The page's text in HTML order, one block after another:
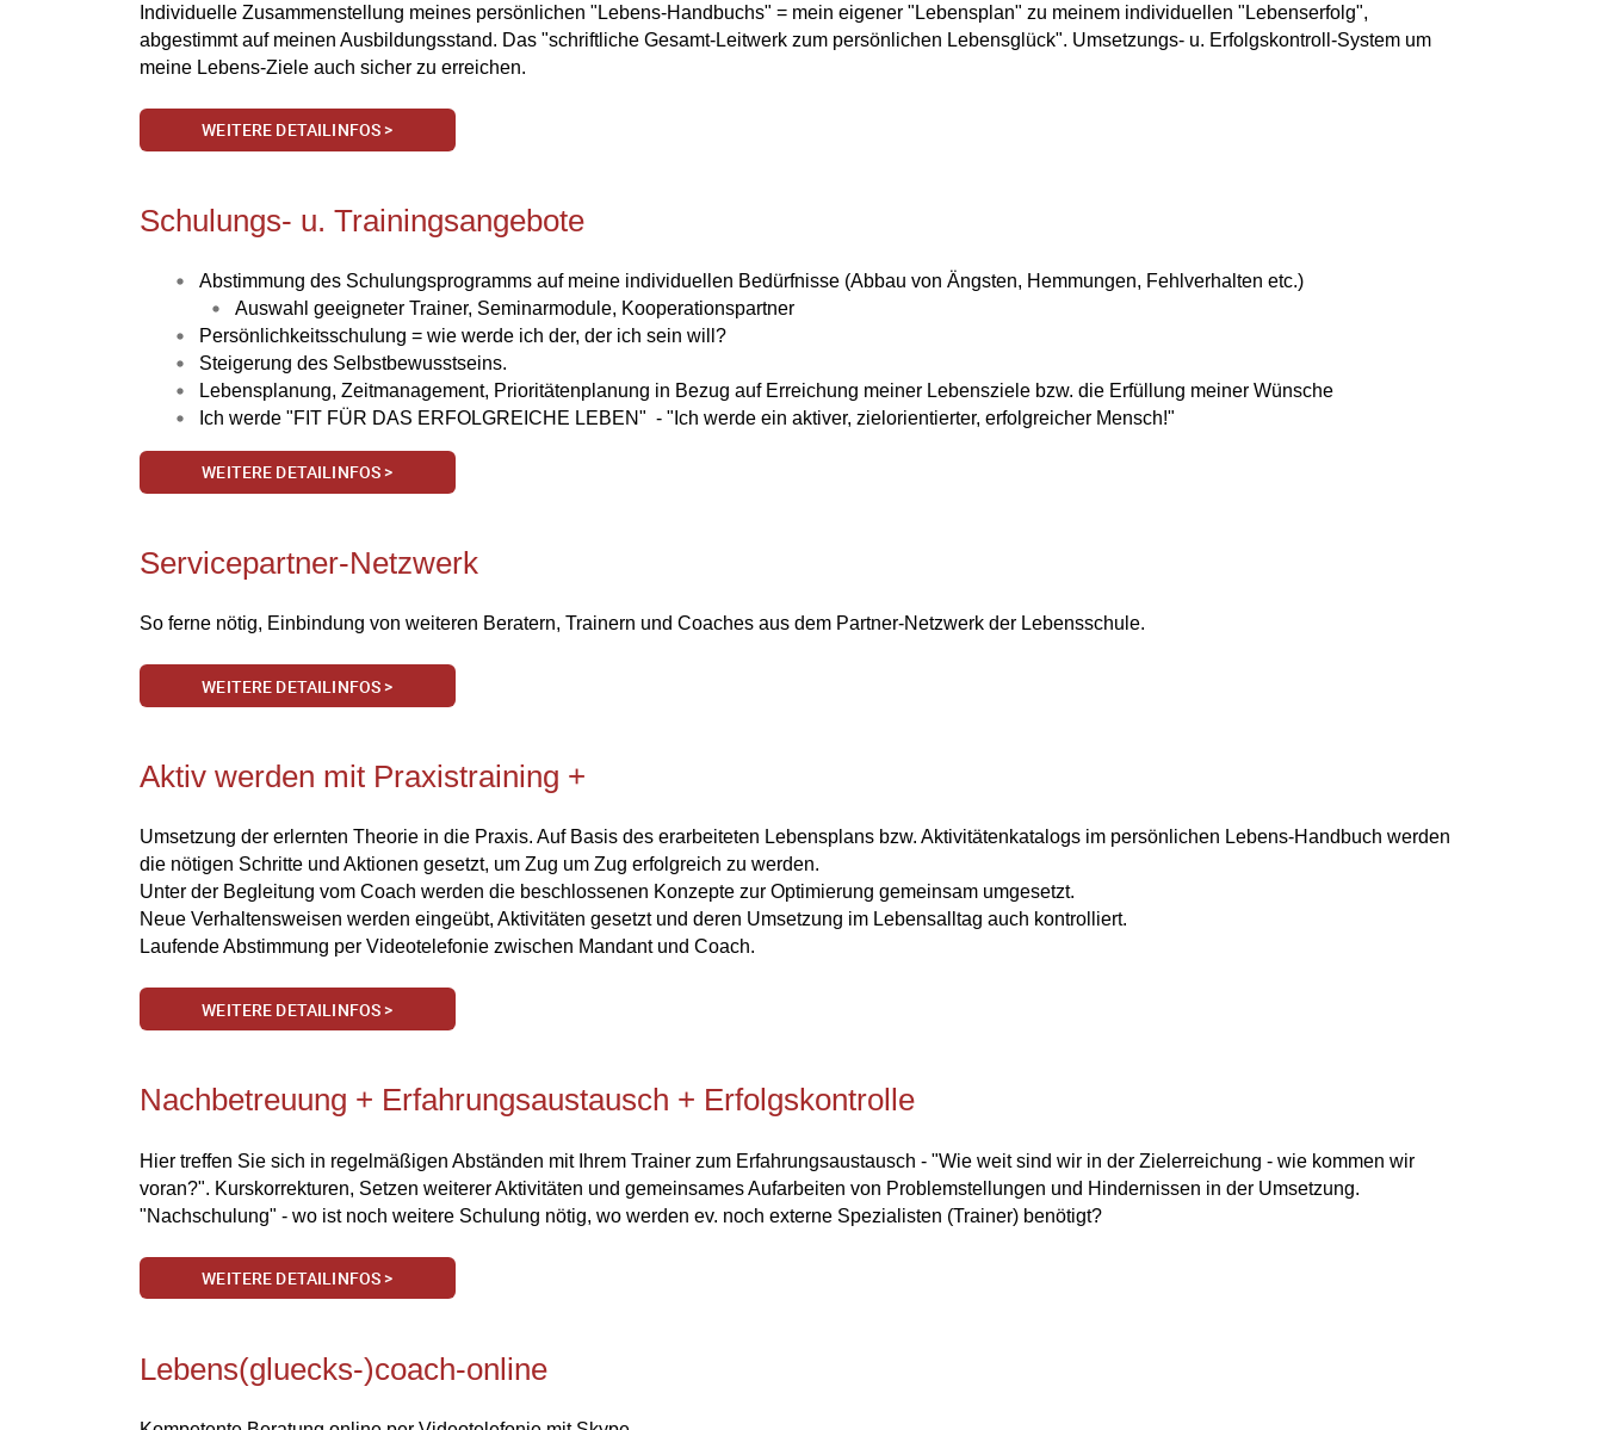
Individuelle Zusammenstellung meines persönlichen "Lebens-Handbuchs" = mein eigener "Lebensplan" zu meinem individuellen "Lebenserfolg",
abgestimmt auf meinen Ausbildungsstand. Das "schriftliche Gesamt-Leitwerk zum persönlichen Lebensglück". Umsetzungs- u. Erfolgskontroll-System um
meine Lebens-Ziele auch sicher zu erreichen.
WEITERE DETAILINFOS >
Schulungs- u. Trainingsangebote
Abstimmung des Schulungsprogramms auf meine individuellen Bedürfnisse (Abbau von Ängsten, Hemmungen, Fehlverhalten etc.)
Auswahl geeigneter Trainer, Seminarmodule, Kooperationspartner
Persönlichkeitsschulung = wie werde ich der, der ich sein will?
Steigerung des Selbstbewusstseins.
Lebensplanung, Zeitmanagement, Prioritätenplanung in Bezug auf Erreichung meiner Lebensziele bzw. die Erfüllung meiner Wünsche
Ich werde "FIT FÜR DAS ERFOLGREICHE LEBEN" - "Ich werde ein aktiver, zielorientierter, erfolgreicher Mensch!"
WEITERE DETAILINFOS >
Servicepartner-Netzwerk
So ferne nötig, Einbindung von weiteren Beratern, Trainern und Coaches aus dem Partner-Netzwerk der Lebensschule.
WEITERE DETAILINFOS >
Aktiv werden mit Praxistraining +
Umsetzung der erlernten Theorie in die Praxis. Auf Basis des erarbeiteten Lebensplans bzw. Aktivitätenkatalogs im persönlichen Lebens-Handbuch werden
die nötigen Schritte und Aktionen gesetzt, um Zug um Zug erfolgreich zu werden.
Unter der Begleitung vom Coach werden die beschlossenen Konzepte zur Optimierung gemeinsam umgesetzt.
Neue Verhaltensweisen werden eingeübt, Aktivitäten gesetzt und deren Umsetzung im Lebensalltag auch kontrolliert.
Laufende Abstimmung per Videotelefonie zwischen Mandant und Coach.
WEITERE DETAILINFOS >
Nachbetreuung + Erfahrungsaustausch + Erfolgskontrolle
Hier treffen Sie sich in regelmäßigen Abständen mit Ihrem Trainer zum Erfahrungsaustausch - "Wie weit sind wir in der Zielerreichung - wie kommen wir
voran?". Kurskorrekturen, Setzen weiterer Aktivitäten und gemeinsames Aufarbeiten von Problemstellungen und Hindernissen in der Umsetzung.
"Nachschulung" - wo ist noch weitere Schulung nötig, wo werden ev. noch externe Spezialisten (Trainer) benötigt?
WEITERE DETAILINFOS >
Lebens(gluecks-)coach-online